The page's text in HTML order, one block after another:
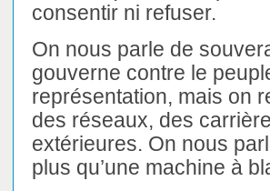
consentir ni refuser.
On nous parle de
gouverne contre le
représentation, mais on
des réseaux, des
extérieures. On nous
plus qu’une machine à